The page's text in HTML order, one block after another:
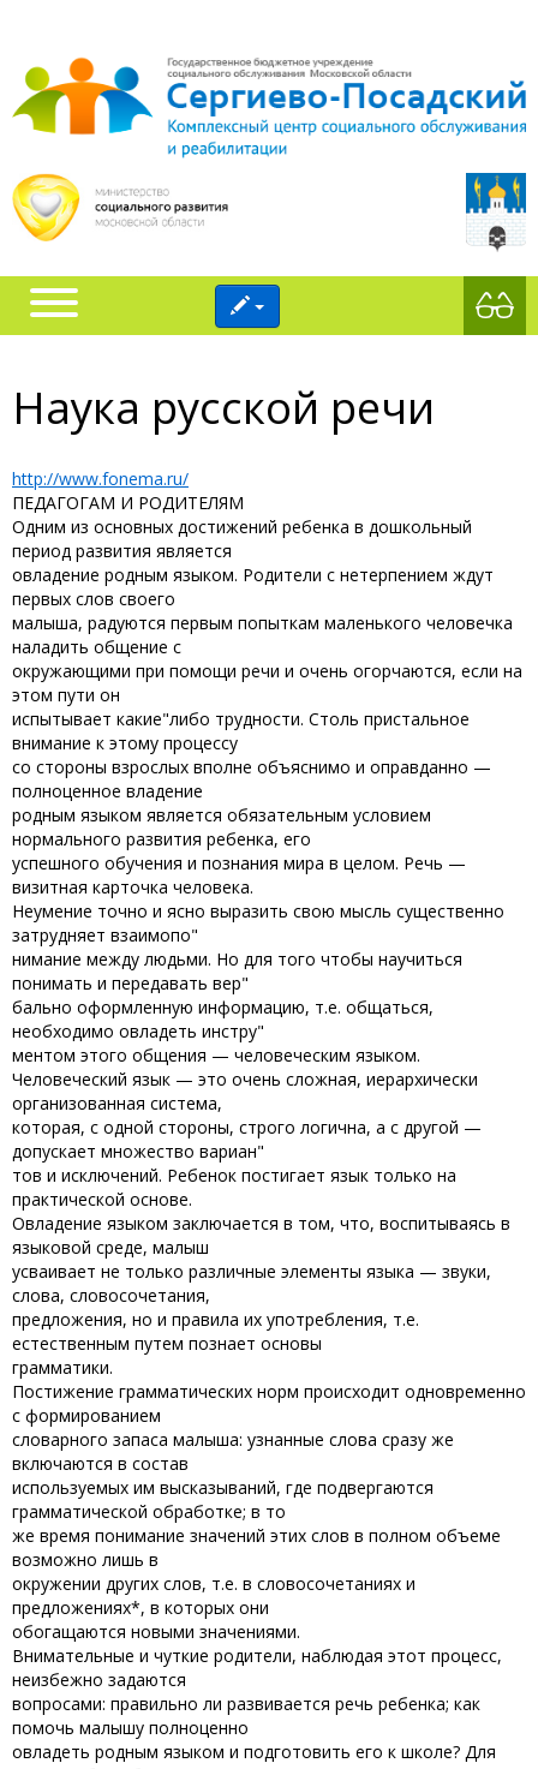
Наука русской речи
http://www.fonema.ru/
ПЕДАГОГАМ И РОДИТЕЛЯМ
Одним из основных достижений ребенка в дошкольный
период развития является
овладение родным языком. Родители с нетерпением ждут
первых слов своего
малыша, радуются первым попыткам маленького человечка
наладить общение с
окружающими при помощи речи и очень огорчаются, если на
этом пути он
испытывает какие"либо трудности. Столь пристальное
внимание к этому процессу
со стороны взрослых вполне объяснимо и оправданно —
полноценное владение
родным языком является обязательным условием
нормального развития ребенка, его
успешного обучения и познания мира в целом. Речь —
визитная карточка человека.
Неумение точно и ясно выразить свою мысль существенно
затрудняет взаимопо"
нимание между людьми. Но для того чтобы научиться
понимать и передавать вер"
бально оформленную информацию, т.е. общаться,
необходимо овладеть инстру"
ментом этого общения — человеческим языком.
Человеческий язык — это очень сложная, иерархически
организованная система,
которая, с одной стороны, строго логична, а с другой —
допускает множество вариан"
тов и исключений. Ребенок постигает язык только на
практической основе.
Овладение языком заключается в том, что, воспитываясь в
языковой среде, малыш
усваивает не только различные элементы языка — звуки,
слова, словосочетания,
предложения, но и правила их употребления, т.е.
естественным путем познает основы
грамматики.
Постижение грамматических норм происходит одновременно
с формированием
словарного запаса малыша: узнанные слова сразу же
включаются в состав
используемых им высказываний, где подвергаются
грамматической обработке; в то
же время понимание значений этих слов в полном объеме
возможно лишь в
окружении других слов, т.е. в словосочетаниях и
предложениях*, в которых они
обогащаются новыми значениями.
Внимательные и чуткие родители, наблюдая этот процесс,
неизбежно задаются
вопросами: правильно ли развивается речь ребенка; как
помочь малышу полноценно
овладеть родным языком и подготовить его к школе? Для